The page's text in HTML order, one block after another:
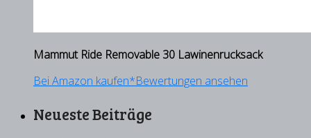
Mammut Ride Removable 30 Lawinenrucksack
Bei Amazon kaufen*Bewertungen ansehen
Neueste Beiträge